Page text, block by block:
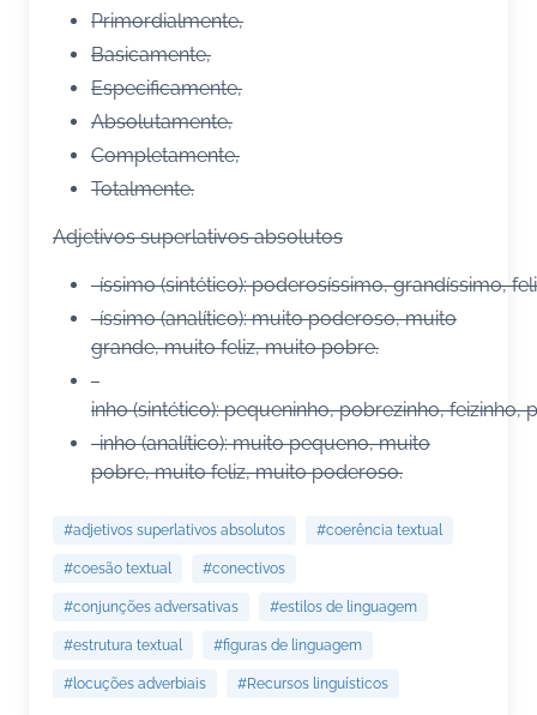
Primordialmente,
Basicamente,
Especificamente,
Absolutamente,
Completamente,
Totalmente.
Adjetivos superlativos absolutos
-íssimo (sintético): poderosíssimo, grandíssimo,
-íssimo (analítico): muito poderoso, muito
grande, muito feliz, muito pobre.
-
inho (sintético): pequeninho, pobrezinho, feizinho,
-inho (analítico): muito pequeno, muito
pobre, muito feliz, muito poderoso.
#adjetivos superlativos absolutos #coerência textual
#coesão textual #conectivos
#conjunções adversativas #estilos de linguagem
#estrutura textual #figuras de linguagem
#locuções adverbiais #Recursos linguísticos